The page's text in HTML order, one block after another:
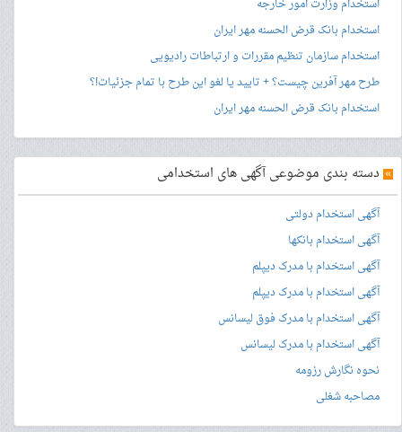
استخدام وزارت امور خارجه
استخدام بانک قرض الحسنه مهر ایران
استخدام سازمان تنظیم مقررات و ارتباطات رادیویی
طرح مهر آفرین چیست؟ + تایید یا لغو این طرح با تمام جزئیات!؟
استخدام بانک قرض الحسنه مهر ایران
» دسته بندی موضوعی آگهی های استخدامی
آگهی استخدام دولتی
آگهی استخدام بانکها
آگهی استخدام با مدرک دیپلم
آگهی استخدام با مدرک دیپلم
آگهی استخدام با مدرک فوق لیسانس
آگهی استخدام با مدرک لیسانس
نحوه نگارش رزومه
مصاحبه شغلی